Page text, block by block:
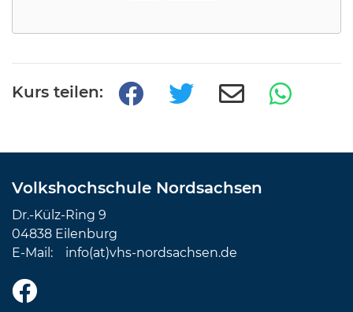
Kurs teilen:
Volkshochschule Nordsachsen
Dr.-Külz-Ring 9
04838 Eilenburg
E-Mail: info(at)vhs-nordsachsen.de